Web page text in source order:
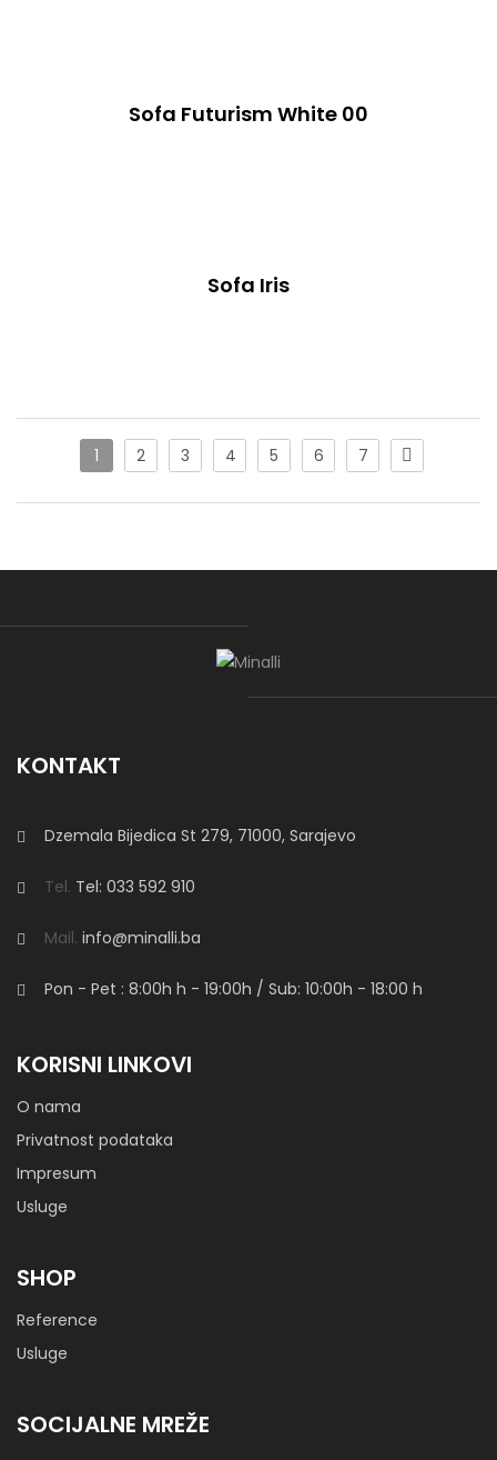
Sofa Futurism White 00
Sofa Iris
Ajla
Ugao “Ajla” je modernа ugaona garnitura koja posjeduje
Miami Relax
dijelom, dimenzija
nasloni omogućavaju veliki komfor pri
prema želji kupca.
Sofa Bella
1 2 3 4 5 6 7
KONTAKT
Dzemala Bijedica St 279, 71000, Sarajevo
Tel. Tel: 033 592 910
Mail. info@minalli.ba
Pon - Pet : 8:00h h - 19:00h / Sub: 10:00h - 18:00 h
KORISNI LINKOVI
O nama
Privatnost podataka
Impresum
Usluge
SHOP
Reference
Usluge
SOCIJALNE MREŽE